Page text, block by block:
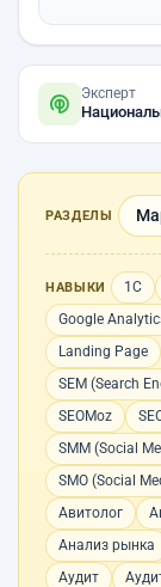
Эксперт
РАЗДЕЛЫ
НАВЫКИ 1С
Google
Landing Page
SEM (Search
SEOMoz
SMM (Social
SMO (Social
Авитолог
Анализ рынка
Аудит